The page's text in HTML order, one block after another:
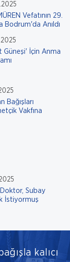
Vefatının 29.
Bodrum'da Anıldı
Güneşi' İçin Anma
Bağışları
Vakfına
Subay
İstiyormuş
kalıcı